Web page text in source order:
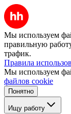
Мы используем
правильную
трафик.
Правила
Мы используем
файлов cookie
Понятно
Ищу работу